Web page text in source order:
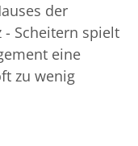
der
- Scheitern spielt
eine
zu wenig